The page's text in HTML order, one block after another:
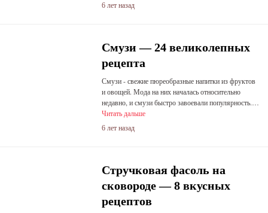
6 лет назад
Смузи — 24 великолепных
рецепта
Смузи - свежие пюреобразные напитки из фруктов
и овощей. Мода на них началась относительно
недавно, и смузи быстро завоевали популярность.…
Читать дальше
6 лет назад
Стручковая фасоль на
сковороде — 8 вкусных
рецептов